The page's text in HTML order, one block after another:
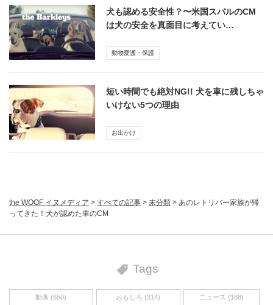
犬も認める安全性？〜米国スバルのCM
は犬の安全を真面目に考えてい…
動物愛護・保護
短い時間でも絶対NG!! 犬を車に残しちゃ
いけない5つの理由
お出かけ
the WOOF イヌメディア > すべての記事 > 未分類 > あのレトリバー家族が帰
ってきた！犬が認めた車のCM
Tags
動画 (650) おもしろ (314) ニュース (188)